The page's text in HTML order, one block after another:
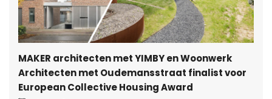
MAKER architecten met YIMBY en Woonwerk
Architecten met Oudemansstraat finalist voor
European Collective Housing Award